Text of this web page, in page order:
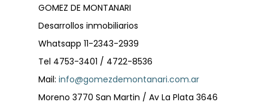
GOMEZ DE MONTANARI
Desarrollos inmobiliarios
Whatsapp 11-2343-2939
Tel 4753-3401 / 4722-8536
Mail: info@gomezdemontanari.com.ar
Moreno 3770 San Martin / Av La Plata 3646